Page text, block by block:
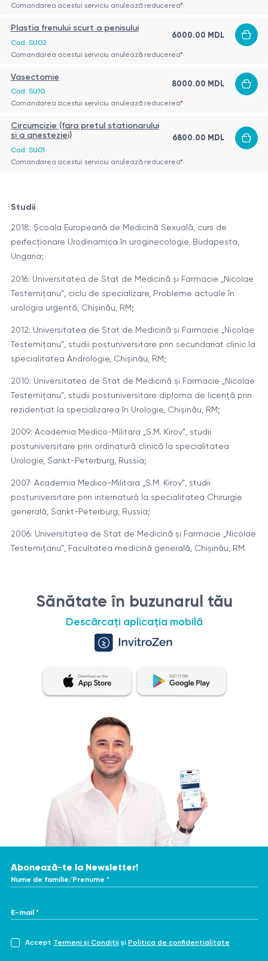
Comandarea acestui serviciu anulează reducerea*
Plastia frenului scurt a penisului
Cod: SU02
6000.00 MDL
Comandarea acestui serviciu anulează reducerea*
Vasectomie
Cod: SU10
8000.00 MDL
Comandarea acestui serviciu anulează reducerea*
Circumcizie (fara pretul stationarului
si a anesteziei)
Cod: SU01
6800.00 MDL
Comandarea acestui serviciu anulează reducerea*
Studii
2018: Școala Europeană de Medicină Sexuală, curs de
perfecționare Urodinamica în uroginecologie, Budapesta,
Ungaria;
2016: Universitatea de Stat de Medicină și Farmacie „Nicolae
Testemiţanu”, ciclu de specializare, Probleme actuale în
urologia urgentă, Chişinău, RM;
2012: Universitatea de Stat de Medicină şi Farmacie „Nicolae
Testemițanu”, studii postuniversitare prin secundariat clinic la
specialitatea Andrologie, Chişinău, RM;
2010: Universitatea de Stat de Medicină şi Farmacie „Nicolae
Testemițanu”, studii postuniversitare diploma de licenţă prin
rezidenţiat la specializarea în Urologie, Chişinău, RM;
2009: Academia Medico-Militara „S.M. Kirov”, studii
postuniversitare prin ordinatură clinică la specialitatea
Urologie, Sankt-Peterburg, Russia;
2007: Academia Medico-Militara „S.M. Kirov”, studii
postuniversitare prin internatură la specialitatea Chirurgie
generală, Sankt-Peterburg, Russia;
2006: Universitatea de Stat de Medicină și Farmacie „Nicolae
Testemiţanu”, Facultatea medicină generală, Chişinău, RM.
Sănătate în buzunarul tău
Descărcați aplicația mobilă
Abonează-te la Newsletter!
Nume de familie/Prenume *
E-mail *
Accept Termeni și Condiții și Politica de confidențialitate